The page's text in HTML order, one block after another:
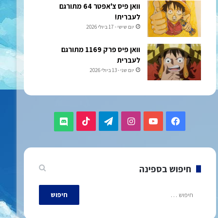
וואן פיס צ'אפטר 64 מתורגם
לעברית!
יום שישי - 17 ביולי 2026
וואן פיס פרק 1169 מתורגם
לעברית
יום שני - 13 ביולי 2026
Facebook
YouTube
Instagram
Telegram
TikTok
Discord
חיפוש בספינה
חיפוש: